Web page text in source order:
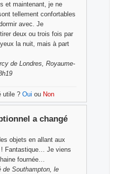
et maintenant, je ne
tellement confortables
avec. Je
deux ou trois fois par
la nuit, mais à part
de Londres, Royaume-
utile ? Oui ou Non
a changé
objets en allant aux
Fantastique… Je viens
fournée…
de Southampton, le